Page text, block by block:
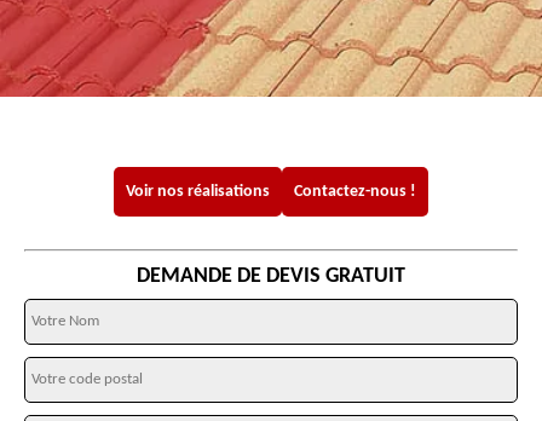
Voir nos réalisations Contactez-nous !
DEMANDE DE DEVIS GRATUIT